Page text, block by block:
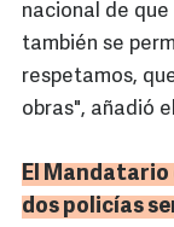
nacional de
también se
respetamos,
obras", añadió
El
dos policías